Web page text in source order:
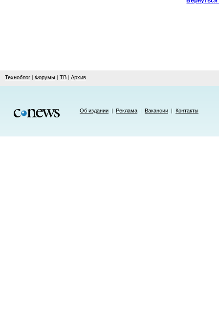
Техноблог | Форумы | ТВ | Архив
Об издании | Реклама | Вакансии | Контакты